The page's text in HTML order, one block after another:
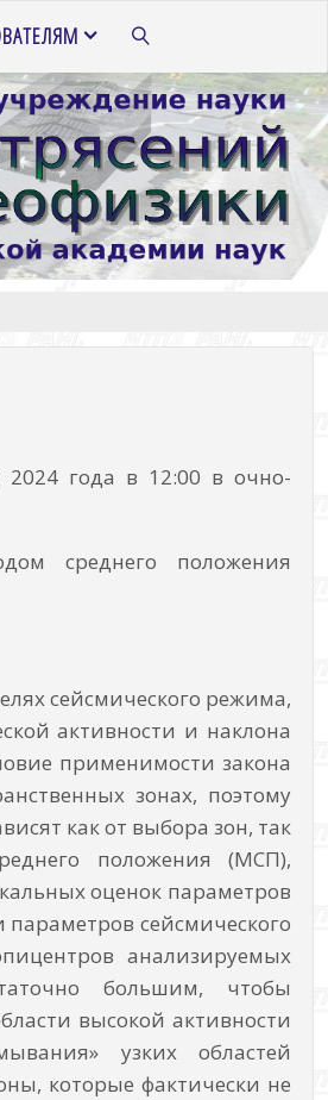
ПОИСК
года в 12:00 в очно-
среднего положения
сейсмического режима,
активности и наклона
применимости закона
зонах, поэтому
как от выбора зон, так
положения (МСП),
оценок параметров
параметров сейсмического
анализируемых
большим, чтобы
высокой активности
узких областей
которые фактически не